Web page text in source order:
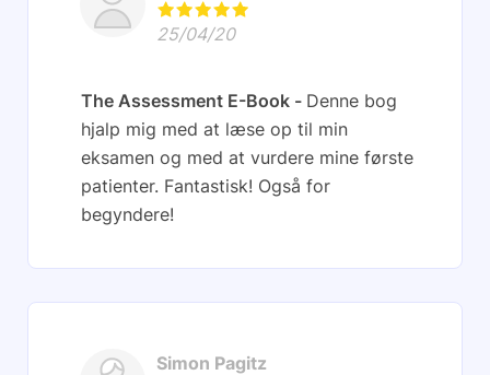
25/04/20
The Assessment E-Book
Denne bog
hjalp mig med at læse op til min
eksamen og med at vurdere mine første
patienter. Fantastisk! Også for
begyndere!
Simon Pagitz